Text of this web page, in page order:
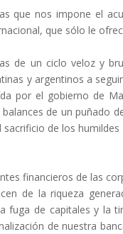
que nos impone el
que sólo le
de un ciclo veloz y
y argentinos a
por el gobierno de
de un puñado
de los humildes
financieros de las
de la riqueza
fuga de capitales y la
de nuestra